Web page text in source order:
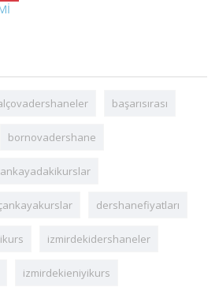
başarısırası
bornovadershane
dershanefiyatları
izmirdekidershaneler
izmirdekieniyikurs